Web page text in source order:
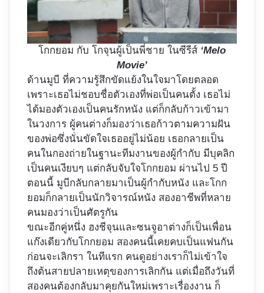
โกกยอม กับ โกจุนผู้เป็นพี่ชาย ในซีรีส์ ‘Melo
Movie’
ด้านมูบี ที่ความรู้สึกขัดแย้งในใจมาโดยตลอด
เพราะเธอไม่ชอบชื่อตัวเองที่พ่อเป็นคนตั้ง เธอไม่
ได้มองตัวเองเป็นคนรักหนัง แต่ก็กลับก้าวเข้ามา
ในวงการ ผู้คนต่างก็มองว่าเธอก้าวตามความฝัน
ของพ่อซึ่งนั่นขัดใจเธออยู่ไม่น้อย เธอกลายเป็น
คนในกองถ่ายในฐานะทีมงานของผู้กำกับ มีบุคลิก
เป็นคนเงียบๆ แต่กลับจับใจโกกยอม ผ่านไป 5 ปี
ตอนนี้ มูบีกลับกลายมาเป็นผู้กำกับหนัง และโกก
ยอมก็กลายเป็นนักวิจารณ์หนัง สองอาชีพที่หลาย
คนมองว่าเป็นศัตรูกัน
ขณะอีกคู่หนึ่ง ฮงชีจุนและซนจูอาต่างก็เป็นเพื่อน
แก๊งเดียวกับโกกยอม สองคนนี้เคยคบเป็นแฟนกัน
ก่อนจะเลิกรา ในทีแรก คนดูอย่างเราก็ไม่เข้าใจ
ถึงต้นสายปลายเหตุของการเลิกกัน แต่เมื่อถึงวันที่
สองคนต้องกลับมาคุยกันใหม่เพราะเรื่องงาน ก็